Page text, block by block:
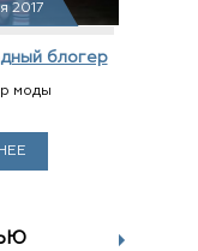
2017
блогер
моды